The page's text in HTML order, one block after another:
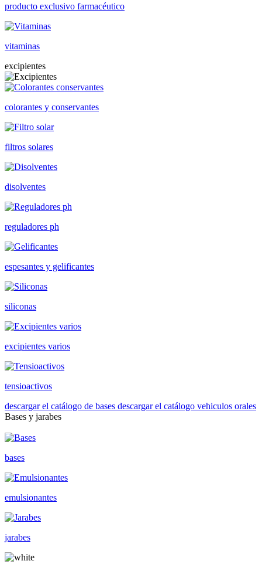
producto exclusivo farmacéutico
vitaminas
excipientes
colorantes y conservantes
filtros solares
disolventes
reguladores ph
espesantes y gelificantes
siliconas
excipientes varios
tensioactivos
descargar el catálogo de bases descargar el catálogo vehiculos orales
Bases y jarabes
bases
emulsionantes
jarabes